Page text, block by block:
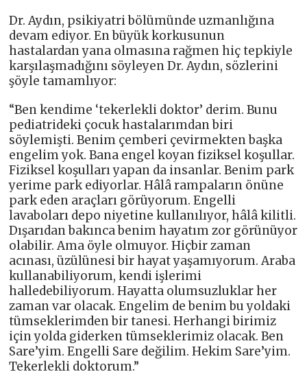
Dr. Aydın, psikiyatri bölümünde uzmanlığına
devam ediyor. En büyük korkusunun
hastalardan yana olmasına rağmen hiç tepkiyle
karşılaşmadığını söyleyen Dr. Aydın, sözlerini
şöyle tamamlıyor:
“Ben kendime ‘tekerlekli doktor’ derim. Bunu
pediatrideki çocuk hastalarımdan biri
söylemişti. Benim çemberi çevirmekten başka
engelim yok. Bana engel koyan fiziksel koşullar.
Fiziksel koşulları yapan da insanlar. Benim park
yerime park ediyorlar. Hâlâ rampaların önüne
park eden araçları görüyorum. Engelli
lavaboları depo niyetine kullanılıyor, hâlâ kilitli.
Dışarıdan bakınca benim hayatım zor görünüyor
olabilir. Ama öyle olmuyor. Hiçbir zaman
acınası, üzülünesi bir hayat yaşamıyorum. Araba
kullanabiliyorum, kendi işlerimi
halledebiliyorum. Hayatta olumsuzluklar her
zaman var olacak. Engelim de benim bu yoldaki
tümseklerimden bir tanesi. Herhangi birimiz
için yolda giderken tümseklerimiz olacak. Ben
Sare’yim. Engelli Sare değilim. Hekim Sare’yim.
Tekerlekli doktorum.”